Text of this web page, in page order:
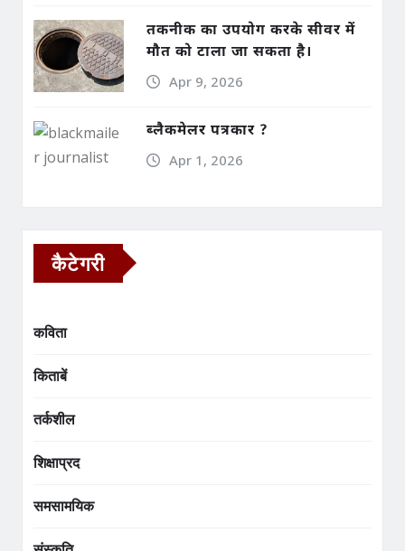
तकनीक का उपयोग करके सीवर में
मौत को टाला जा सकता है।
Apr 9, 2026
ब्लैकमेलर पत्रकार ?
Apr 1, 2026
कैटेगरी
कविता
किताबें
तर्कशील
शिक्षाप्रद
समसामयिक